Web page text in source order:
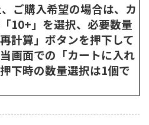
ご購入希望の場合は、カ
10+」を選択、必要数量
計算」ボタンを押下して
画面での「カートに入れ
下時の数量選択は1個で